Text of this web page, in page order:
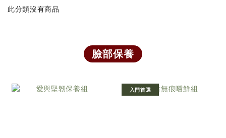
此分類沒有商品
臉部保養
入門首選